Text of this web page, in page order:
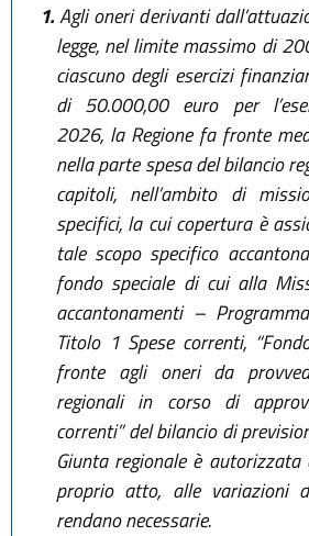
1.Agli oneri derivanti
legge, nel limite massimo di
ciascuno degli esercizi
di 50.000,00 euro per
2026, la Regione fa fronte
nella parte spesa del bilancio
capitoli, nell’ambito di
specifici, la cui copertura è
tale scopo specifico
fondo speciale di cui alla
accantonamenti –
Titolo 1 Spese correnti,
fronte agli oneri da
regionali in corso di
correnti” del bilancio di
Giunta regionale è autorizzata
proprio atto, alle variazioni
rendano necessarie.